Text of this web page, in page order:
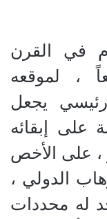
في القرن
، لموقعه
يجعل
على إبقائه
على الأخص
الدولي ،
له محددات